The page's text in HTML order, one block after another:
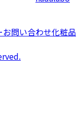
お問い合わせ化粧品